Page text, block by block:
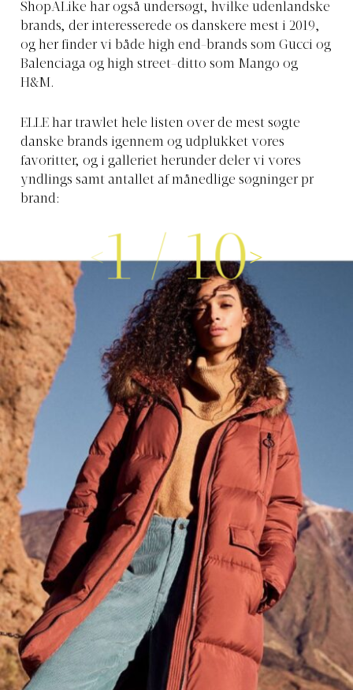
ShopALike har også undersøgt, hvilke udenlandske
brands, der interesserede os danskere mest i 2019,
og her finder vi både high end-brands som Gucci og
Balenciaga og high street-ditto som Mango og
H&M.
ELLE har trawlet hele listen over de mest søgte
danske brands igennem og udplukket vores
favoritter, og i galleriet herunder deler vi vores
yndlings samt antallet af månedlige søgninger pr
brand:
1/10